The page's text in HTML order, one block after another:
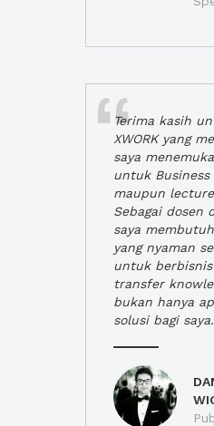
Terima kasih
XWORK yang
saya
untuk Business
maupun
Sebagai dosen
saya
yang nyaman
untuk
transfer
bukan hanya
solusi bagi saya.